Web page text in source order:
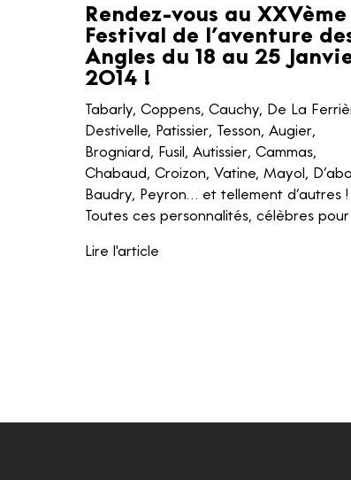
Rendez-vous au XXVème
Festival de l’aventure
Angles du 18 au 25
2014 !
Tabarly, Coppens, Cauchy, De La
Destivelle, Patissier, Tesson, Augier,
Brogniard, Fusil, Autissier, Cammas,
Chabaud, Croizon, Vatine, Mayol,
Baudry, Peyron… et tellement d’autres !
Toutes ces personnalités, célèbres pour
Lire l'article